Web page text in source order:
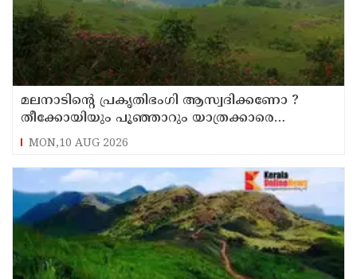
മലനാടിന്റെ പ്രകൃതിഭംഗി ആസ്വദിക്കണോ ?
തീക്കോയിയും പൂഞ്ഞാറും യാത്രക്കാരെ
വിളിക്കുന്നു
MON,10 AUG 2026